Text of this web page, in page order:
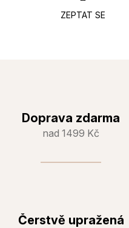
ZEPTAT SE
Doprava zdarma
nad 1499 Kč
Čerstvě upražená